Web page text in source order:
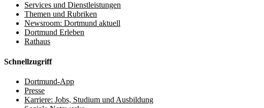
Services und Dienstleistungen
Themen und Rubriken
Newsroom: Dortmund aktuell
Dortmund Erleben
Rathaus
Schnellzugriff
Dortmund-App
Presse
Karriere: Jobs, Studium und Ausbildung